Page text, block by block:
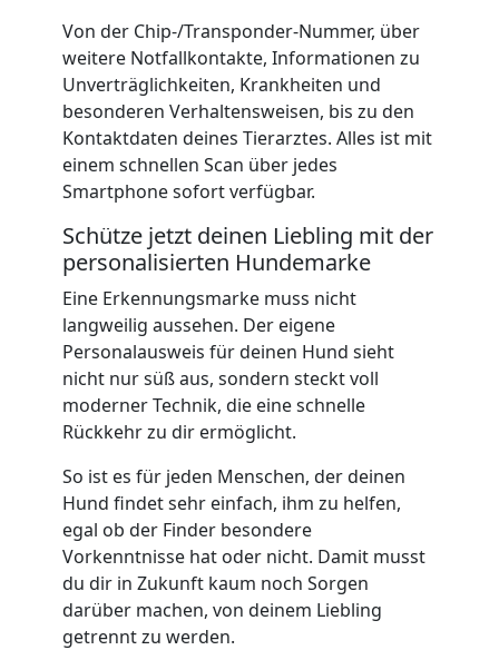
Von der Chip-/Transponder-Nummer, über
weitere Notfallkontakte, Informationen zu
Unverträglichkeiten, Krankheiten und
besonderen Verhaltensweisen, bis zu den
Kontaktdaten deines Tierarztes. Alles ist mit
einem schnellen Scan über jedes
Smartphone sofort verfügbar.
Schütze jetzt deinen Liebling mit der
personalisierten Hundemarke
Eine Erkennungsmarke muss nicht
langweilig aussehen. Der eigene
Personalausweis für deinen Hund sieht
nicht nur süß aus, sondern steckt voll
moderner Technik, die eine schnelle
Rückkehr zu dir ermöglicht.
So ist es für jeden Menschen, der deinen
Hund findet sehr einfach, ihm zu helfen,
egal ob der Finder besondere
Vorkenntnisse hat oder nicht. Damit musst
du dir in Zukunft kaum noch Sorgen
darüber machen, von deinem Liebling
getrennt zu werden.